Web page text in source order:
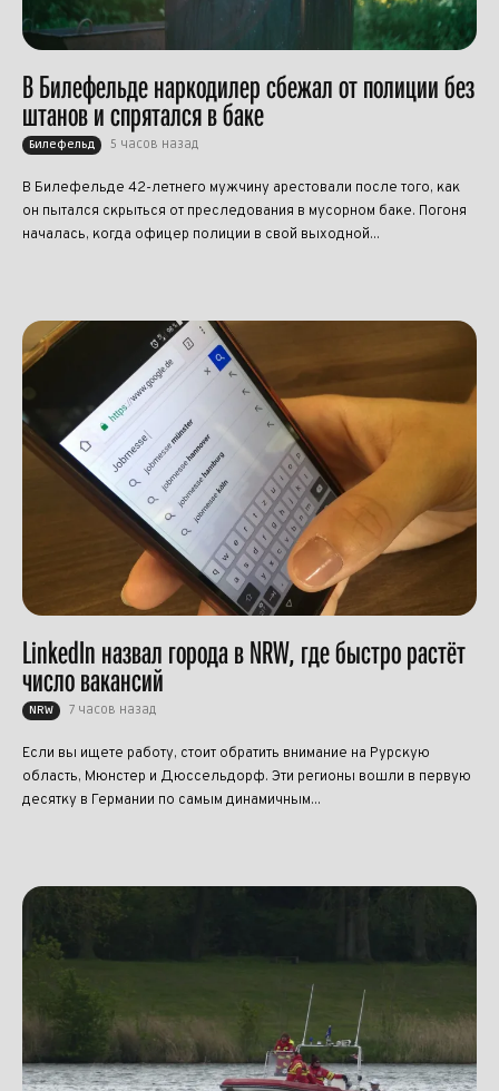
В Билефельде наркодилер сбежал от полиции без
штанов и спрятался в баке
Билефельд 5 часов назад
В Билефельде 42-летнего мужчину арестовали после того, как
он пытался скрыться от преследования в мусорном баке. Погоня
началась, когда офицер полиции в свой выходной...
LinkedIn назвал города в NRW, где быстро растёт
число вакансий
NRW 7 часов назад
Если вы ищете работу, стоит обратить внимание на Рурскую
область, Мюнстер и Дюссельдорф. Эти регионы вошли в первую
десятку в Германии по самым динамичным...